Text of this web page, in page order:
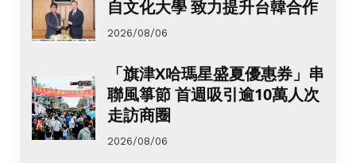
自文化大學 致力提升台韓合作
2026/08/06
「旗津X哈瑪星盛夏優惠券」串
聯風箏節 首週吸引逾10萬人次
走訪商圈
2026/08/06